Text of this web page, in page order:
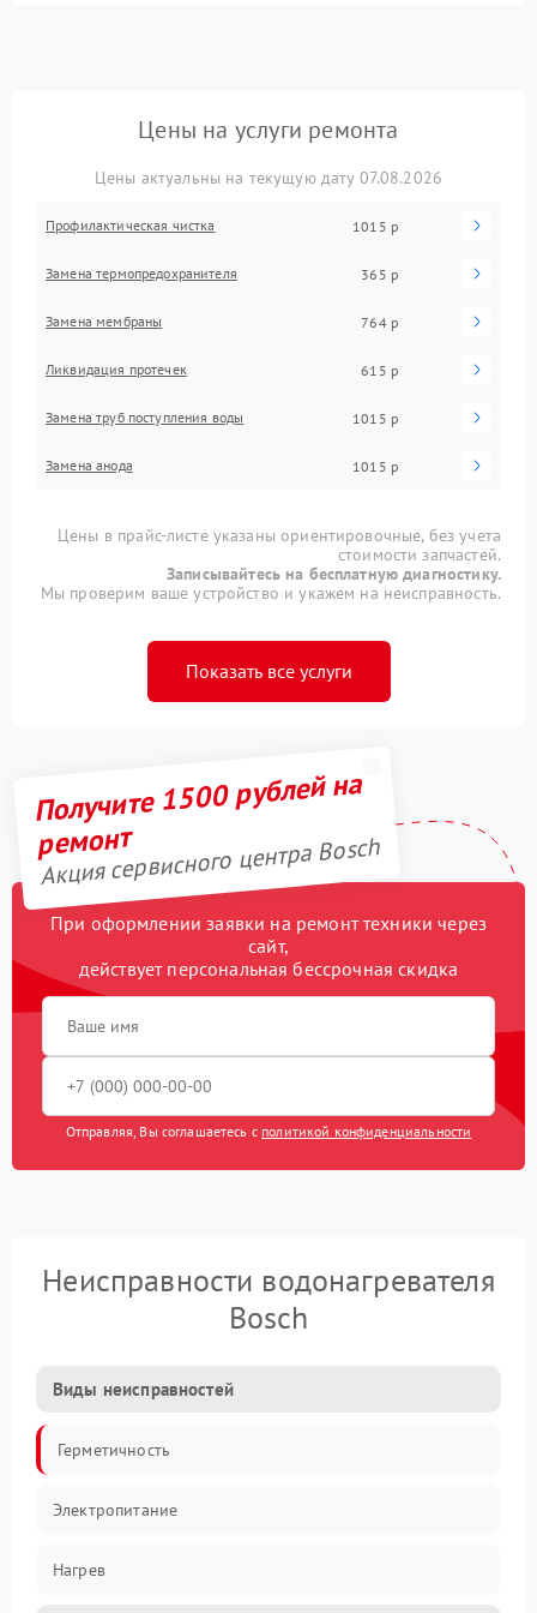
Цены на услуги ремонта
Цены актуальны на текущую дату 07.08.2026
Профилактическая чистка 1015 р
Замена термопредохранителя 365 р
Замена мембраны 764 р
Ликвидация протечек 615 р
Замена труб поступления воды 1015 р
Замена анода 1015 р
Цены в прайс-листе указаны ориентировочные, без учета
стоимости запчастей.
Записывайтесь на бесплатную диагностику.
Мы проверим ваше устройство и укажем на неисправность.
Показать все услуги
Получите 1500 рублей на
ремонт
Акция сервисного центра Bosch
При оформлении заявки на ремонт техники через
сайт,
действует персональная бессрочная скидка
Отправляя, Вы соглашаетесь с политикой конфиденциальности
Неисправности водонагревателя
Bosch
Виды неисправностей
Герметичность
Электропитание
Нагрев